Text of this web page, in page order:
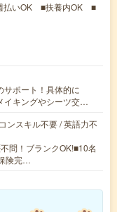
払いOK ■扶養内OK ■
ポート！具体的に
イキングやシーツ交…
ンスキル不要 / 英語力不
問！ブランクOK!■10名
険完…